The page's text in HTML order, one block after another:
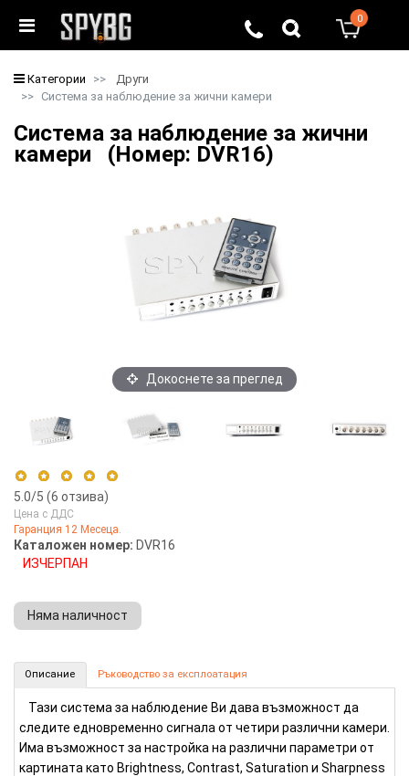
0
Категории
Други
Система за наблюдение за жични камери
Система за наблюдение за жични
камери (Номер: DVR16)
Докоснете за преглед
5.0/5 (6 отзива)
5 stars
4 stars
2 stars
Цена с ДДС
Гаранция 12 Месеца.
Каталожен номер: DVR16
ИЗЧЕРПАН
Няма наличност
Описание Ръководство за експлоатация
Тази система за наблюдение Ви дава възможност да
следите едновременно сигнала от четири различни камери.
Има възможност за настройка на различни параметри от
картината като Brightness, Contrast, Saturation и Sharpness